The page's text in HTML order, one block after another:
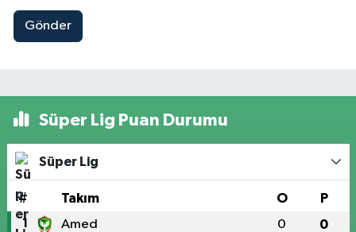
Gönder
Süper Lig Puan Durumu
Süper Lig
# Takım O P
1 Amed 0 0